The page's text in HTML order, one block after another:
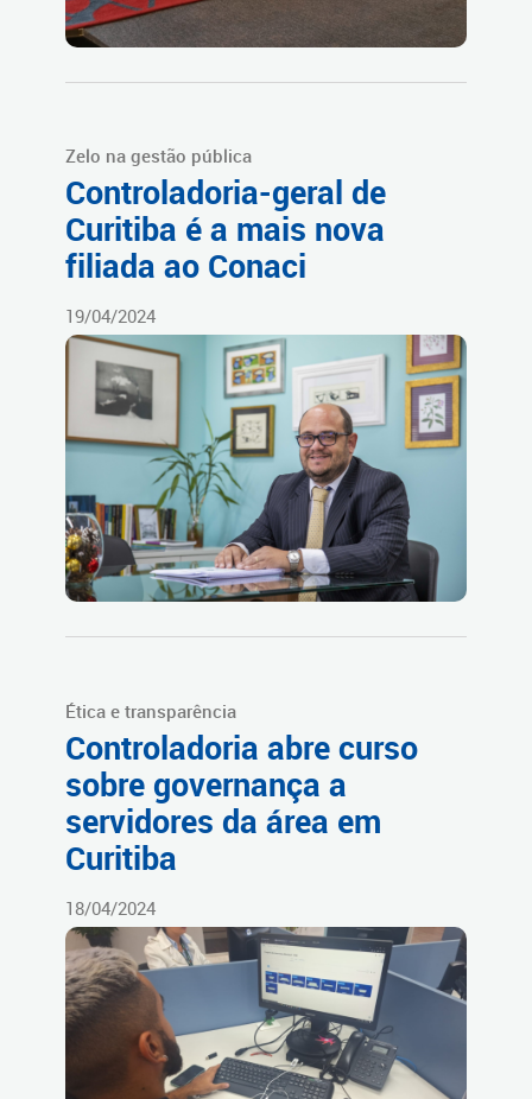
Zelo na gestão pública
Controladoria-geral de
Curitiba é a mais nova
filiada ao Conaci
19/04/2024
Ética e transparência
Controladoria abre curso
sobre governança a
servidores da área em
Curitiba
18/04/2024